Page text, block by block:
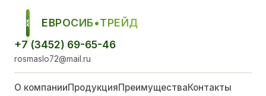
ЕСТ
ЕВРОСИБ•ТРЕЙД
+7 (3452) 69-65-46
rosmaslo72@mail.ru
О компанииПродукцияПреимуществаКонтакты